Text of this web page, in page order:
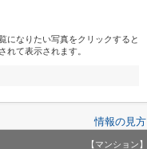
になりたい写真をクリックすると
れて表示されます。
情報の見方
【マンション】